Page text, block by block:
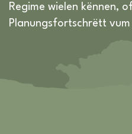
Regime wielen kënnen,
Planungsfortschrëtt